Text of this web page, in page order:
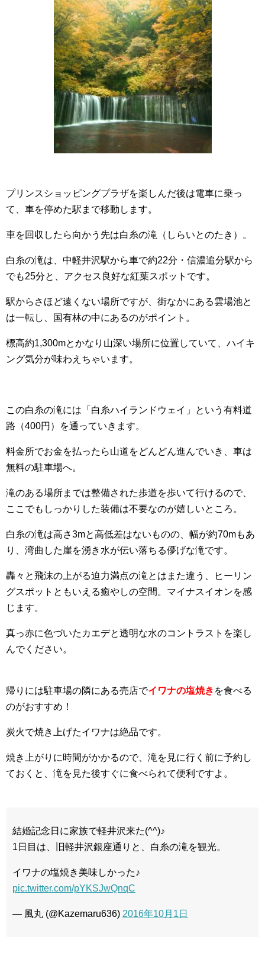
プリンスショッピングプラザを楽しんだ後は電車に乗っ
て、車を停めた駅まで移動します。
車を回収したら向かう先は白糸の滝（しらいとのたき）。
白糸の滝は、中軽井沢駅から車で約22分・信濃追分駅から
でも25分と、アクセス良好な紅葉スポットです。
駅からさほど遠くない場所ですが、街なかにある雲場池と
は一転し、国有林の中にあるのがポイント。
標高約1,300mとかなり山深い場所に位置していて、ハイキ
ング気分が味わえちゃいます。
この白糸の滝には「白糸ハイランドウェイ」という有料道
路（400円）を通っていきます。
料金所でお金を払ったら山道をどんどん進んでいき、車は
無料の駐車場へ。
滝のある場所までは整備された歩道を歩いて行けるので、
ここでもしっかりした装備は不要なのが嬉しいところ。
白糸の滝は高さ3mと高低差はないものの、幅が約70mもあ
り、湾曲した崖を湧き水が伝い落ちる儚げな滝です。
轟々と飛沫の上がる迫力満点の滝とはまた違う、ヒーリン
グスポットともいえる癒やしの空間。マイナスイオンを感
じます。
真っ赤に色づいたカエデと透明な水のコントラストを楽し
んでください。
帰りには駐車場の隣にある売店でイワナの塩焼き を食べる
のがおすすめ！
炭火で焼き上げたイワナは絶品です。
焼き上がりに時間がかかるので、滝を見に行く前に予約し
ておくと、滝を見た後すぐに食べられて便利ですよ。
結婚記念日に家族で軽井沢来た(^^)♪
1日目は、旧軽井沢銀座通りと、白糸の滝を観光。
イワナの塩焼き美味しかった♪
pic.twitter.com/pYKSJwQnqC
— 風丸 (@Kazemaru636) 2016年10月1日